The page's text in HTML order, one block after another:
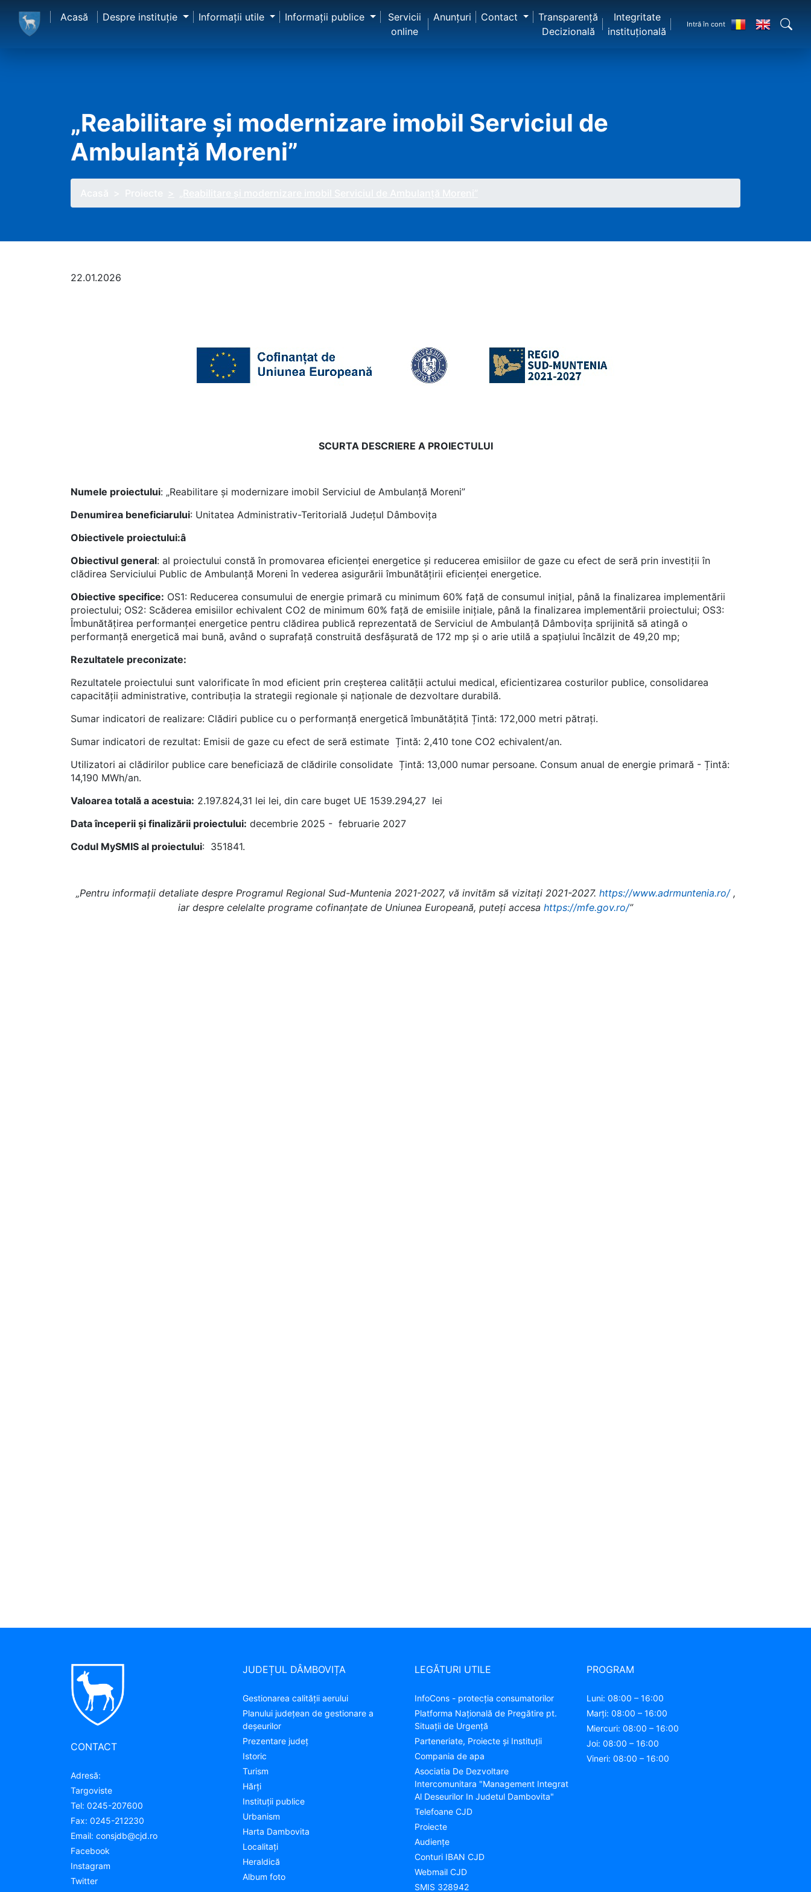
Acasă Despre instituţie Informaţii utile Informaţii publice
Servicii
online
Anunţuri Contact
Transparență
Decizională
Integritate
instituțională
Intră în cont
„Reabilitare și modernizare imobil Serviciul de
Ambulanță Moreni”
22.01.2026
SCURTA DESCRIERE A PROIECTULUI
Numele proiectului: „Reabilitare și modernizare imobil Serviciul de Ambulanță Moreni”
Denumirea beneficiarului: Unitatea Administrativ-Teritorială Județul Dâmbovița
Obiectivele proiectului:â
Obiectivul general: al proiectului constă în promovarea eficienței energetice și reducerea emisiilor de gaze cu efect de seră prin investiții în
clădirea Serviciului Public de Ambulanță Moreni în vederea asigurării îmbunătățirii eficienței energetice.
Obiective specifice: OS1: Reducerea consumului de energie primară cu minimum 60% față de consumul inițial, până la finalizarea implementării
proiectului; OS2: Scăderea emisiilor echivalent CO2 de minimum 60% față de emisiile inițiale, până la finalizarea implementării proiectului; OS3:
Îmbunătățirea performanței energetice pentru clădirea publică reprezentată de Serviciul de Ambulanță Dâmbovița sprijinită să atingă o
performanță energetică mai bună, având o suprafață construită desfășurată de 172 mp și o arie utilă a spațiului încălzit de 49,20 mp;
Rezultatele preconizate:
Rezultatele proiectului sunt valorificate în mod eficient prin creșterea calității actului medical, eficientizarea costurilor publice, consolidarea
capacității administrative, contribuția la strategii regionale și naționale de dezvoltare durabilă.
Sumar indicatori de realizare: Clădiri publice cu o performanță energetică îmbunătățită Țintă: 172,000 metri pătrați.
Sumar indicatori de rezultat: Emisii de gaze cu efect de seră estimate Țintă: 2,410 tone CO2 echivalent/an.
Utilizatori ai clădirilor publice care beneficiază de clădirile consolidate Țintă: 13,000 numar persoane. Consum anual de energie primară - Țintă:
14,190 MWh/an.
Valoarea totală a acestuia: 2.197.824,31 lei lei, din care buget UE 1539.294,27 lei
Data începerii și finalizării proiectului: decembrie 2025 - februarie 2027
Codul MySMIS al proiectului: 351841.
„Pentru informații detaliate despre Programul Regional Sud-Muntenia 2021-2027, vă invităm să vizitați 2021-2027. https://www.adrmuntenia.ro/,
iar despre celelalte programe cofinanțate de Uniunea Europeană, puteți accesa https://mfe.gov.ro/”
CONTACT
Adresă:
Targoviste
Tel: 0245-207600
Fax: 0245-212230
Email: consjdb@cjd.ro
Facebook
Instagram
Twitter
JUDEȚUL DÂMBOVIȚA
Gestionarea calității aerului
Planului județean de gestionare a
deșeurilor
Prezentare judeţ
Istoric
Turism
Hărţi
Instituţii publice
Urbanism
Harta Dambovita
Localitaţi
Heraldică
Album foto
LEGĂTURI UTILE
InfoCons - protecția consumatorilor
Platforma Națională de Pregătire pt.
Situații de Urgență
Parteneriate, Proiecte și Instituții
Compania de apa
Asociatia De Dezvoltare
Intercomunitara "Management Integrat
Al Deseurilor In Judetul Dambovita"
Telefoane CJD
Proiecte
Audienţe
Conturi IBAN CJD
Webmail CJD
SMIS 328942
PROGRAM
Luni: 08:00 – 16:00
Marți: 08:00 – 16:00
Miercuri: 08:00 – 16:00
Joi: 08:00 – 16:00
Vineri: 08:00 – 16:00